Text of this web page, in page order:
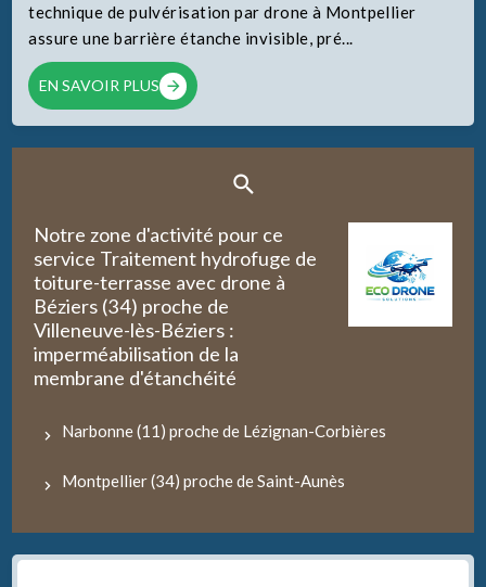
technique de pulvérisation par drone à Montpellier
assure une barrière étanche invisible, pré...
EN SAVOIR PLUS
Notre zone d'activité pour ce
service Traitement hydrofuge de
toiture-terrasse avec drone à
Béziers (34) proche de
Villeneuve-lès-Béziers :
imperméabilisation de la
membrane d'étanchéité
Narbonne (11) proche de Lézignan-Corbières
Montpellier (34) proche de Saint-Aunès